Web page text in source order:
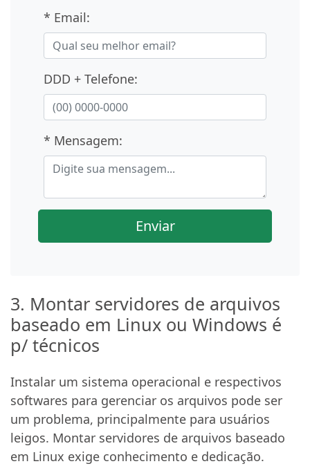
* Email:
DDD + Telefone:
* Mensagem:
Enviar
3. Montar servidores de arquivos
baseado em Linux ou Windows é
p/ técnicos
Instalar um sistema operacional e respectivos
softwares para gerenciar os arquivos pode ser
um problema, principalmente para usuários
leigos. Montar servidores de arquivos baseado
em Linux exige conhecimento e dedicação.